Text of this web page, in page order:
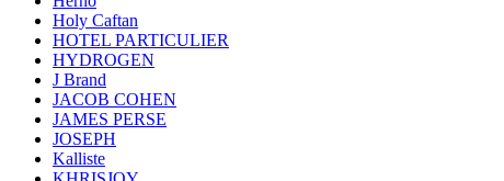
Holy Caftan
HOTEL PARTICULIER
HYDROGEN
J Brand
JACOB COHEN
JAMES PERSE
JOSEPH
Kalliste